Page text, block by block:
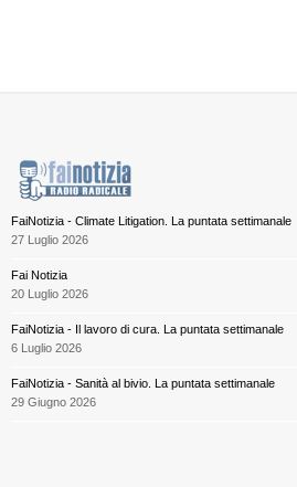
FaiNotizia - Climate Litigation. La puntata settimanale
27 Luglio 2026
Fai Notizia
20 Luglio 2026
FaiNotizia - Il lavoro di cura. La puntata settimanale
6 Luglio 2026
FaiNotizia - Sanità al bivio. La puntata settimanale
29 Giugno 2026